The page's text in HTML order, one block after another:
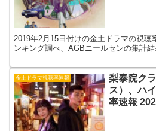
2019年2月15日付けの金土ドラマの視聴
ンキング調べ、AGBニールセンの集計結
金土ドラマ視聴率速報
梨泰院ク
ス）、ハ
率速報